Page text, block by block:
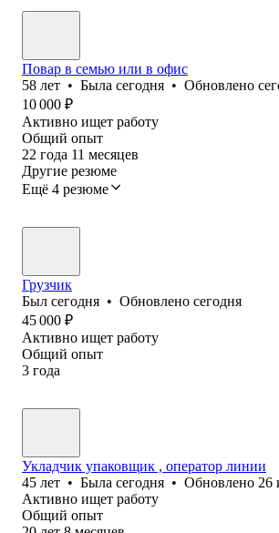
Повар в семью или в офис
58 лет • Была сегодня • Обновлено
10 000 ₽
Активно ищет работу
Общий опыт
22 года 11 месяцев
Другие резюме
Ещё 4 резюме
Грузчик
Был сегодня • Обновлено сегодня
45 000 ₽
Активно ищет работу
Общий опыт
3 года
Укладчик упаковщик , оператор линии
45 лет • Была сегодня • Обновлено 26
Активно ищет работу
Общий опыт